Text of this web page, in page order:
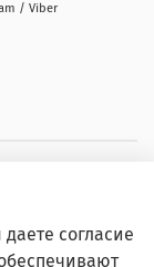
/ Viber
согласие